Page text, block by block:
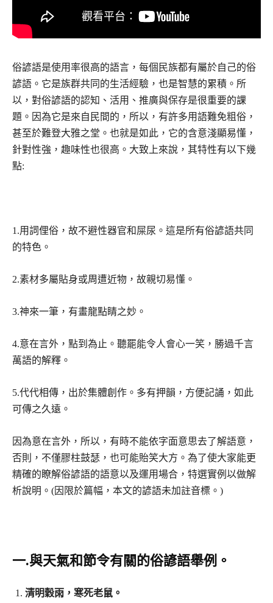
俗諺語是使用率很高的語言，每個民族都有屬於自己的俗
諺語。它是族群共同的生活經驗，也是智慧的累積。所
以，對俗諺語的認知、活用、推廣與保存是很重要的課
題。因為它是來自民間的，所以，有許多用語難免粗俗，
甚至於難登大雅之堂。也就是如此，它的含意淺顯易懂，
針對性強，趣味性也很高。大致上來說，其特性有以下幾
點:
1.用詞俚俗，故不避性器官和屎尿。這是所有俗諺語共同
的特色。
2.素材多屬貼身或周遭近物，故親切易懂。
3.神來一筆，有畫龍點睛之妙。
4.意在言外，點到為止。聽罷能令人會心一笑，勝過千言
萬語的解釋。
5.代代相傳，出於集體創作。多有押韻，方便記誦，如此
可傳之久遠。
因為意在言外，所以，有時不能依字面意思去了解語意，
否則，不僅膠柱鼓瑟，也可能貽笑大方。為了使大家能更
精確的瞭解俗諺語的語意以及運用場合，特選實例以做解
析說明。(因限於篇幅，本文的諺語未加註音標。)
一.與天氣和節令有關的俗諺語舉例。
清明穀雨，寒死老鼠。